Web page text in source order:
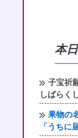
本
子宝祈
しばらく
果物の
「うちに